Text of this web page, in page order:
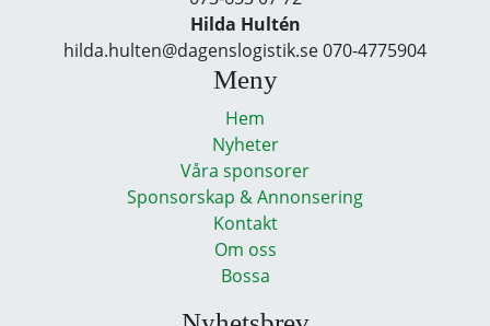
Hilda Hultén
hilda.hulten@dagenslogistik.se 070-4775904
Meny
Hem
Nyheter
Våra sponsorer
Sponsorskap & Annonsering
Kontakt
Om oss
Bossa